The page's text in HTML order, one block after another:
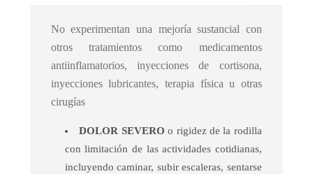
No experimentan una mejoría sustancial con
otros tratamientos como medicamentos
antiinflamatorios, inyecciones de cortisona,
inyecciones lubricantes, terapia física u otras
cirugías
DOLOR SEVERO o rigidez de la rodilla
con limitación de las actividades cotidianas,
incluyendo caminar, subir escaleras, sentarse